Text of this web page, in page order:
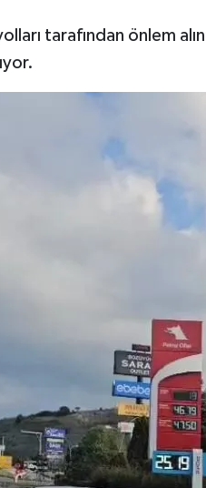
tarafından önlem